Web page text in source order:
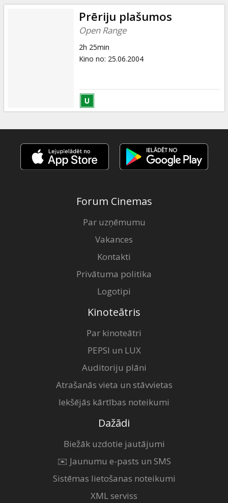
Prēriju plašumos
Open Range
2h 25min
Kino no: 25.06.2004
Forum Cinemas
Par uzņēmumu
Vakances
Kontakti
Privātuma politika
Logotipi
Kinoteātris
Par kinoteātri
PEPSI un LUX
Auditoriju plāni
Atrašanās vieta un stāvvietas
Iekšējās kārtības noteikumi
Dažādi
Biežāk uzdotie jautājumi
✉️ Jaunumu e-pasts un SMS
Sistēmas lietošanas noteikumi
XML serviss